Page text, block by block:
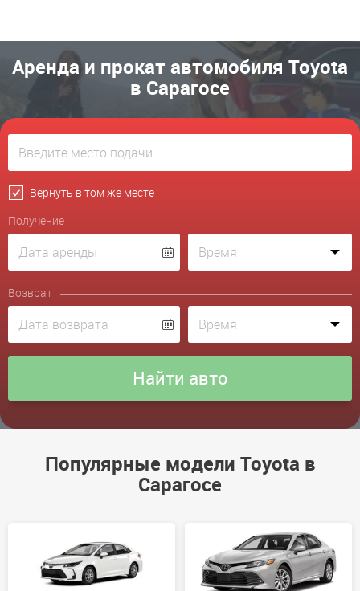
Аренда и прокат автомобиля Toyota
в Сарагосе
Вернуть в том же месте
Получение
Возврат
Популярные модели Toyota в
Сарагосе